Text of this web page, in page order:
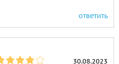
ответить
30.08.2023